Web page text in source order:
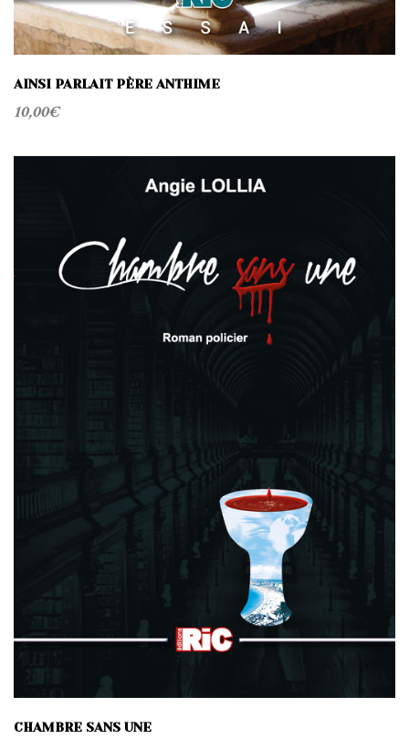
AINSI PARLAIT PÈRE ANTHIME
10,00€
CHAMBRE SANS UNE